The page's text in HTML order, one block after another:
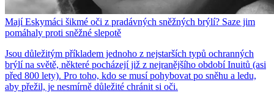
Mají Eskymáci šikmé oči z pradávných sněžných brýlí? Saze jim
pomáhaly proti sněžné slepotě
Jsou důležitým příkladem jednoho z nejstarších typů ochranných
brýlí na světě, některé pocházejí již z nejranějšího období Inuitů (asi
před 800 lety). Pro toho, kdo se musí pohybovat po sněhu a ledu,
aby přežil, je nesmírně důležité chránit si oči.